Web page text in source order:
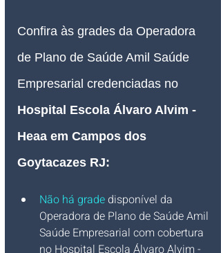
Confira às grades da Operadora
de Plano de Saúde Amil Saúde
Empresarial credenciadas no
Hospital Escola Álvaro Alvim -
Heaa em Campos dos
Goytacazes RJ:
Não há grade disponível da
Operadora de Plano de Saúde Amil
Saúde Empresarial com cobertura
no Hospital Escola Álvaro Alvim -